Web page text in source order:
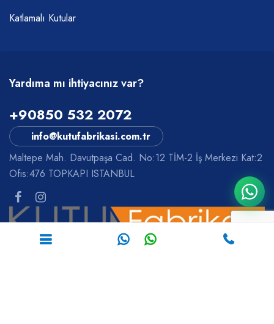
Katlamalı Kutular
Yardıma mı ihtiyacınız var?
+90850 532 2072
info@kutufabrikasi.com.tr
Maltepe Mah. Davutpaşa Cad. No:12 TİM-2 İş Merkezi Kat:2
Ofis:476 TOPKAPI ISTANBUL